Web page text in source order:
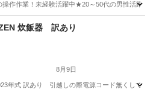
操作作業！未経験活躍中★20～50代の男性活
炊飯器 訳あり
8月9日
式 訳あり 引越しの際電源コード無くしてし